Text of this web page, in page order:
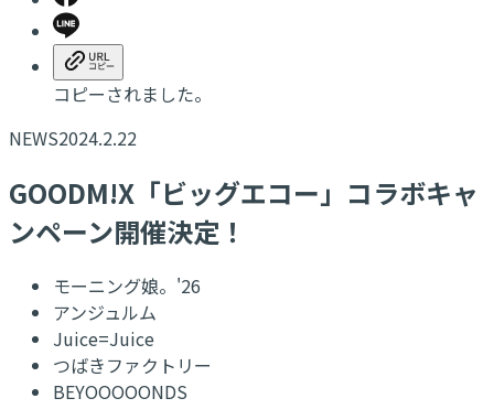
コピーされました。
NEWS2024.2.22
GOODM!X「ビッグエコー」コラボキャ
ンペーン開催決定！
モーニング娘。'26
アンジュルム
Juice=Juice
つばきファクトリー
BEYOOOOONDS